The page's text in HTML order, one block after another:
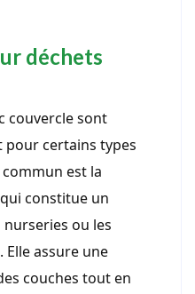
déchets
couvercle sont
pour certains types
est la
constitue un
ou les
Elle assure une
couches tout en